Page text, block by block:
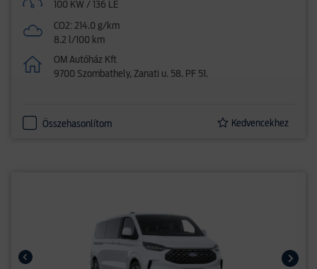
100 KW / 136 LE
CO2: 214.0 g/km
8.2 l/100 km
OM Autóház Kft
9700 Szombathely, Zanati u. 58. PF 51.
Összehasonlítom Kedvencekhez